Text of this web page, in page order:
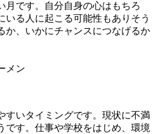
月です。自分自身の心はもちろ
いる人に起こる可能性もありそう
か、いかにチャンスにつなげるか
メン
すいタイミングです。現状に不満
です。仕事や学校をはじめ、環境